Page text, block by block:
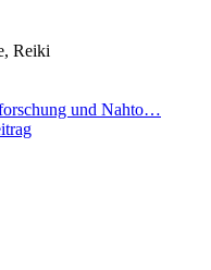
Reiki
und Nahto…